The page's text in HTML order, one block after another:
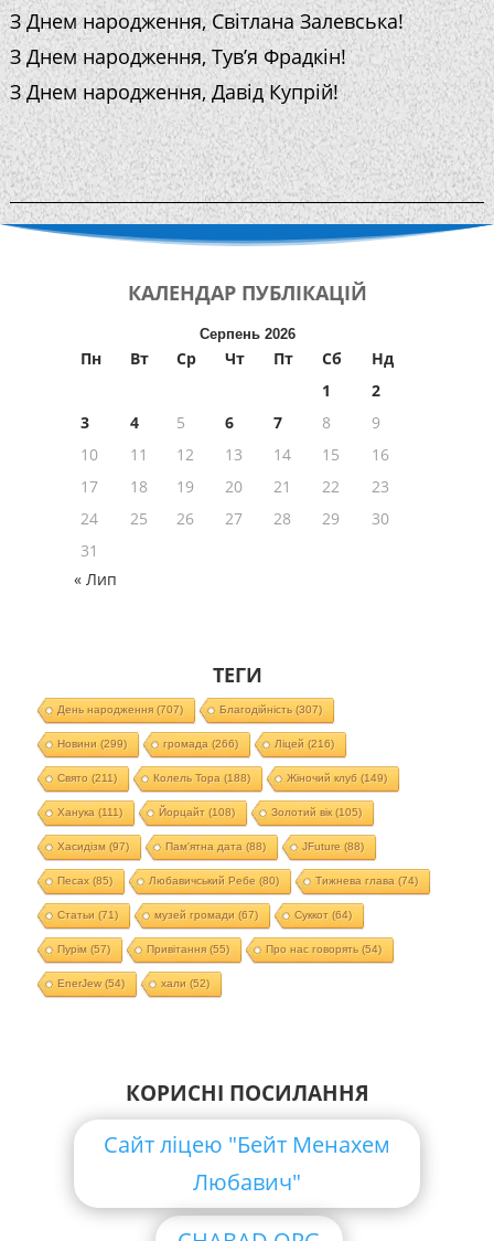
З Днем народження, Світлана Залевська!
З Днем народження, Тув’я Фрадкін!
З Днем народження, Давід Купрій!
КАЛЕНДАР ПУБЛІКАЦІЙ
Серпень 2026
Пн Вт Ср Чт Пт Сб
Нд
1
2
3
4 5 6 7 8
9
10
11 12 13 14 15
16
17
18 19 20 21 22
23
24
25 26 27 28 29
30
31
« Лип
ТЕГИ
День народження(707) Благодійність (307)
Новини (299) громада (266) Ліцей (216)
Свято (211) Колель Тора (188) Жіночий клуб (149)
Ханука (111) Йорцайт (108) Золотий вік(105)
Хасидізм (97) Пам'ятна дата (88) JFuture (88)
Песах(85) Любавичський Ребе (80) Тижнева глава (74)
Статьи (71) музей громади (67) Суккот (64)
Пурім (57) Привітання(55) Про нас говорять (54)
EnerJew(54) хали (52)
КОРИСНІ ПОСИЛАННЯ
Сайт ліцею "Бейт Менахем
Любавич"